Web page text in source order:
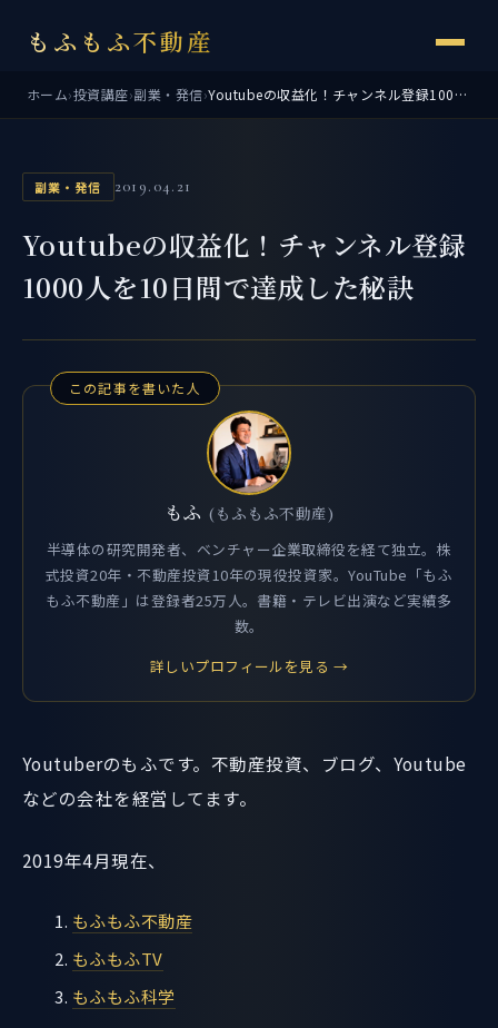
もふもふ不動産
ホーム›投資講座›副業・発信› Youtubeの収益化！チャンネル登録1000人を10日間で達成した秘訣
副業・発信 2019.04.21
Youtubeの収益化！チャンネル登録
1000人を10日間で達成した秘訣
この記事を書いた人
もふ (もふもふ不動産)
半導体の研究開発者、ベンチャー企業取締役を経て独立。株
式投資20年・不動産投資10年の現役投資家。YouTube「もふ
もふ不動産」は登録者25万人。書籍・テレビ出演など実績多
数。
詳しいプロフィールを見る →
Youtuberのもふです。不動産投資、ブログ、Youtube
などの会社を経営してます。
2019年4月現在、
もふもふ不動産
もふもふTV
もふもふ科学